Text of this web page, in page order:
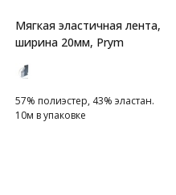
Мягкая эластичная лента,
ширина 20мм, Prym
57% полиэстер, 43% эластан.
10м в упаковке